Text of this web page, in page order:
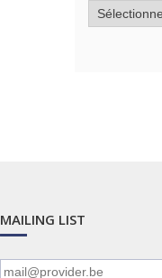
Archief
MAILING LIST